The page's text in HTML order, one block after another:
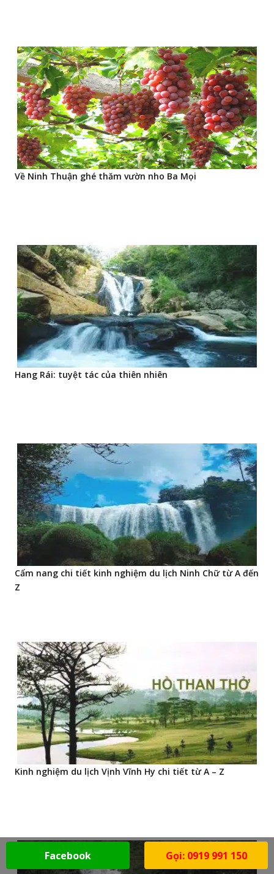
Về Ninh Thuận ghé thăm vườn nho Ba Mọi
Hang Rái: tuyệt tác của thiên nhiên
Cẩm nang chi tiết kinh nghiệm du lịch Ninh Chữ từ A đến
Z
Kinh nghiệm du lịch Vịnh Vĩnh Hy chi tiết từ A – Z
Facebook Gọi: 0919 991 150